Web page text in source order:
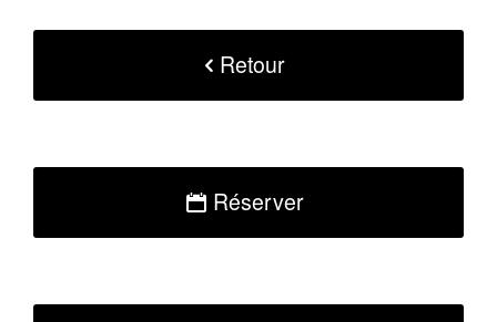
Retour
Réserver